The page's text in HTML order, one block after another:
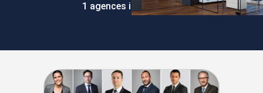
1 agences immobileres